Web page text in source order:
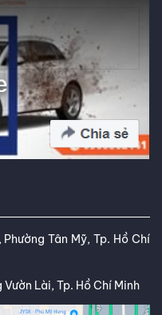
Tân Mỹ, Tp. Hồ Chí
Lài, Tp. Hồ Chí Minh